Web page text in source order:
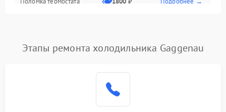
Поломка системы No Frost 2600 ₽ Подробнее →
Этапы ремонта холодильника Gaggenau